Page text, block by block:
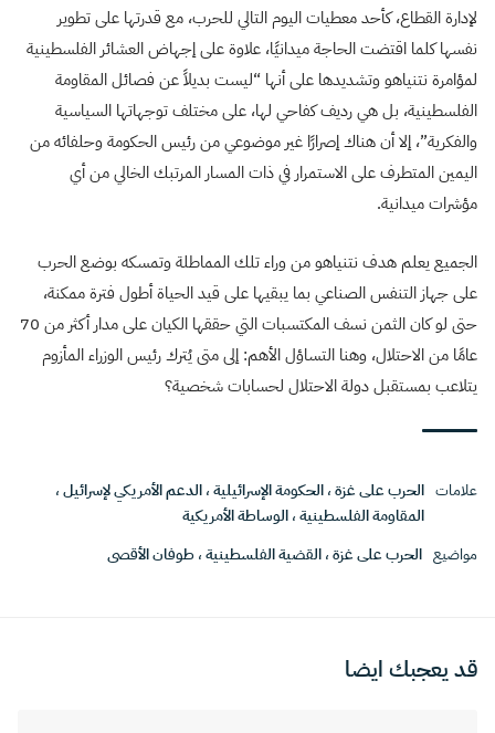
لإدارة القطاع، كأحد معطيات اليوم التالي للحرب، مع قدرتها على تطوير
نفسها كلما اقتضت الحاجة ميدانيًا، علاوة على إجهاض العشائر الفلسطينية
لمؤامرة نتنياهو وتشديدها على أنها “ليست بديلاً عن فصائل المقاومة
الفلسطينية، بل هي رديف كفاحي لها، على مختلف توجهاتها السياسية
والفكرية”، إلا أن هناك إصرارًا غير موضوعي من رئيس الحكومة وحلفائه من
اليمين المتطرف على الاستمرار في ذات المسار المرتبك الخالي من أي
مؤشرات ميدانية.
الجميع يعلم هدف نتنياهو من وراء تلك المماطلة وتمسكه بوضع الحرب
على جهاز التنفس الصناعي بما يبقيها على قيد الحياة أطول فترة ممكنة،
حتى لو كان الثمن نسف المكتسبات التي حققها الكيان على مدار أكثر من 70
عامًا من الاحتلال، وهنا التساؤل الأهم: إلى متى يُترك رئيس الوزراء المأزوم
يتلاعب بمستقبل دولة الاحتلال لحسابات شخصية؟
علامات الحرب على غزة،الحكومة الإسرائيلية،الدعم الأمريكي لإسرائيل،
المقاومة الفلسطينية،الوساطة الأمريكية
مواضيع الحرب على غزة،القضية الفلسطينية، طوفان الأقصى
قد يعجبك ايضا